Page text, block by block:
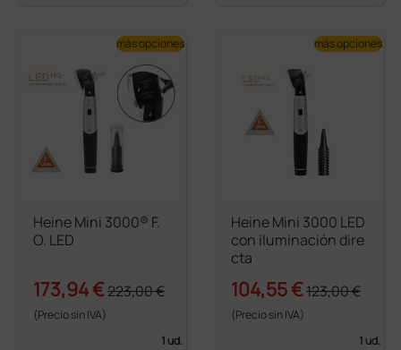
Heine Mini 3000® F.
O. LED
173,94 €223,00 €
(Precio sin IVA)
1 ud.
más opciones
Heine Mini 3000 LED
con iluminación dire
cta
104,55 €123,00 €
(Precio sin IVA)
1 ud.
más opciones